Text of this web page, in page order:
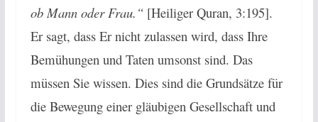
ob Mann oder Frau.“[Heiliger Quran, 3:195].
Er sagt, dass Er nicht zulassen wird, dass Ihre
Bemühungen und Taten umsonst sind. Das
müssen Sie wissen. Dies sind die Grundsätze für
die Bewegung einer gläubigen Gesellschaft und